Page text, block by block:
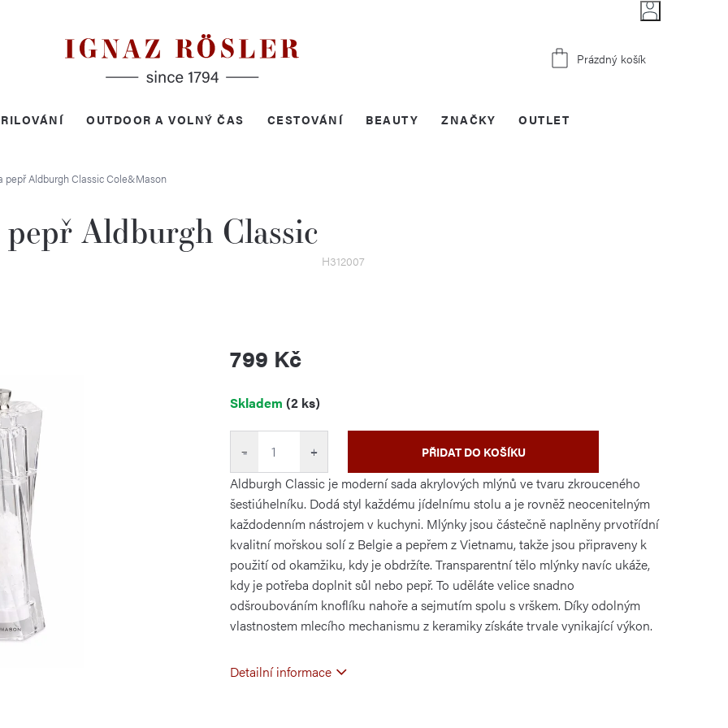
Nákupní
Prázdný košík
OUTDOOR A VOLNÝ ČAS CESTOVÁNÍ BEAUTY OUTLET
ZNAČKY
pepř Aldburgh ClassicCole&Mason
Aldburgh Classic
H312007
799 Kč
cena:
Skladem (2 ks)
+
− PŘIDAT DO KOŠÍKU
Aldburgh Classic je moderní sada akrylových mlýnů ve tvaru zkrouceného
šestiúhelníku. Dodá styl každému jídelnímu stolu a je rovněž neocenitelným
každodenním nástrojem v kuchyni. Mlýnky jsou částečně naplněny prvotřídní
kvalitní mořskou solí z Belgie a pepřem z Vietnamu, takže jsou připraveny k
použití od okamžiku, kdy je obdržíte. Transparentní tělo mlýnky navíc ukáže,
kdy je potřeba doplnit sůl nebo pepř. To uděláte velice snadno
odšroubováním knoflíku nahoře a sejmutím spolu s vrškem. Díky odolným
vlastnostem mlecího mechanismu z keramiky získáte trvale vynikající výkon.
Detailní informace